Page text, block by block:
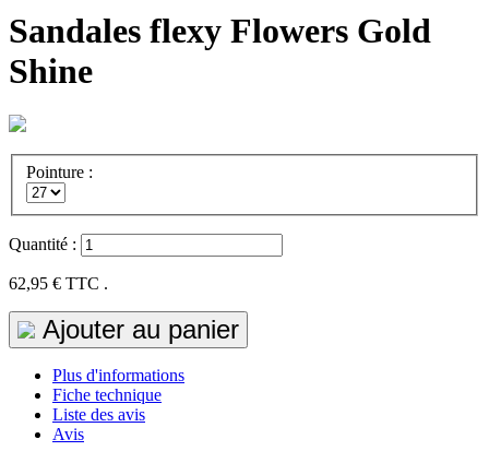
Sandales flexy Flowers Gold
Shine
Pointure :
Quantité :
62,95 € TTC .
Ajouter au panier
Plus d'informations
Fiche technique
Liste des avis
Avis